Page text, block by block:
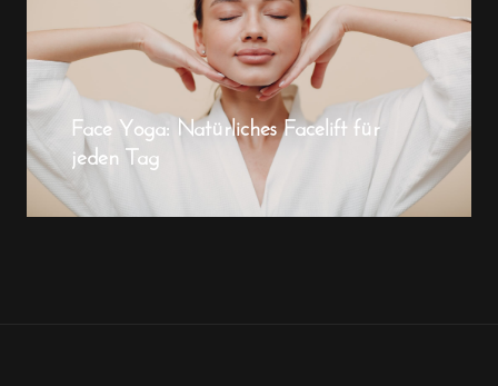
Face Yoga: Natürliches Facelift für
jeden Tag